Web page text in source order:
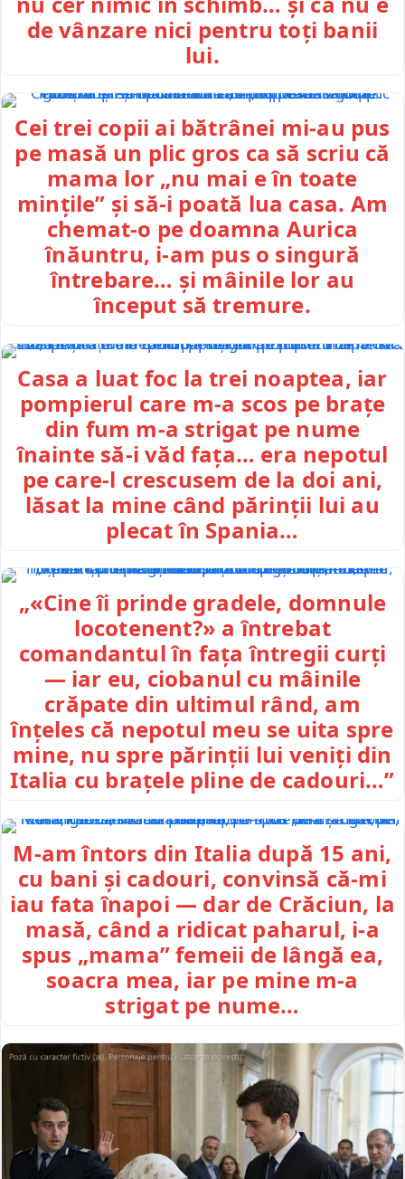
de vânzare nici pentru toți banii
lui.
Cei trei copii ai bătrânei mi-au pus
pe masă un plic gros ca să scriu că
mama lor „nu mai e în toate
mințile” și să-i poată lua casa. Am
chemat-o pe doamna Aurica
înăuntru, i-am pus o singură
întrebare… și mâinile lor au
început să tremure.
Casa a luat foc la trei noaptea, iar
pompierul care m-a scos pe brațe
din fum m-a strigat pe nume
înainte să-i văd fața… era nepotul
pe care-l crescusem de la doi ani,
lăsat la mine când părinții lui au
plecat în Spania…
„«Cine îi prinde gradele, domnule
locotenent?» a întrebat
comandantul în fața întregii curți
— iar eu, ciobanul cu mâinile
crăpate din ultimul rând, am
înțeles că nepotul meu se uita spre
mine, nu spre părinții lui veniți din
Italia cu brațele pline de cadouri…”
M-am întors din Italia după 15 ani,
cu bani și cadouri, convinsă că-mi
iau fata înapoi — dar de Crăciun, la
masă, când a ridicat paharul, i-a
spus „mama” femeii de lângă ea,
soacra mea, iar pe mine m-a
strigat pe nume…